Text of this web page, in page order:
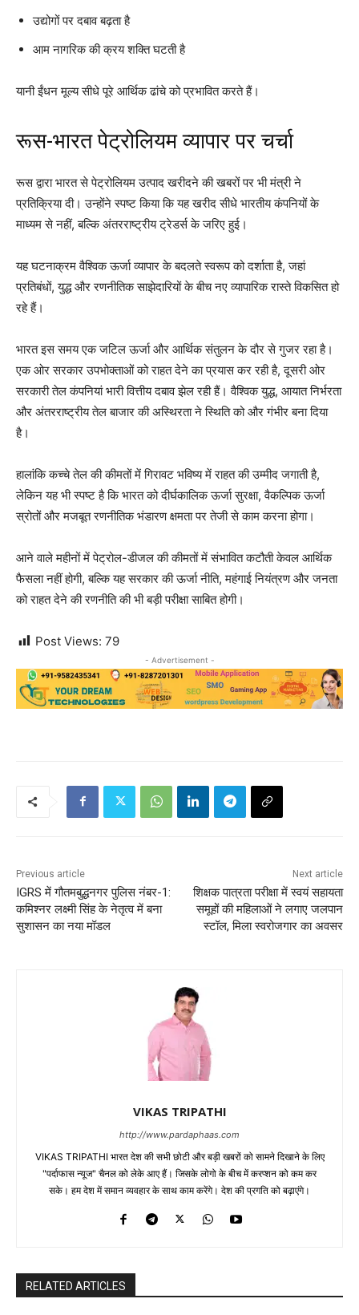
उद्योगों पर दबाव बढ़ता है
आम नागरिक की क्रय शक्ति घटती है
यानी ईंधन मूल्य सीधे पूरे आर्थिक ढांचे को प्रभावित करते हैं।
रूस-भारत पेट्रोलियम व्यापार पर चर्चा
रूस द्वारा भारत से पेट्रोलियम उत्पाद खरीदने की खबरों पर भी मंत्री ने
प्रतिक्रिया दी। उन्होंने स्पष्ट किया कि यह खरीद सीधे भारतीय कंपनियों के
माध्यम से नहीं, बल्कि अंतरराष्ट्रीय ट्रेडर्स के जरिए हुई।
यह घटनाक्रम वैश्विक ऊर्जा व्यापार के बदलते स्वरूप को दर्शाता है, जहां
प्रतिबंधों, युद्ध और रणनीतिक साझेदारियों के बीच नए व्यापारिक रास्ते विकसित हो
रहे हैं।
भारत इस समय एक जटिल ऊर्जा और आर्थिक संतुलन के दौर से गुजर रहा है।
एक ओर सरकार उपभोक्ताओं को राहत देने का प्रयास कर रही है, दूसरी ओर
सरकारी तेल कंपनियां भारी वित्तीय दबाव झेल रही हैं। वैश्विक युद्ध, आयात निर्भरता
और अंतरराष्ट्रीय तेल बाजार की अस्थिरता ने स्थिति को और गंभीर बना दिया
है।
हालांकि कच्चे तेल की कीमतों में गिरावट भविष्य में राहत की उम्मीद जगाती है,
लेकिन यह भी स्पष्ट है कि भारत को दीर्घकालिक ऊर्जा सुरक्षा, वैकल्पिक ऊर्जा
स्रोतों और मजबूत रणनीतिक भंडारण क्षमता पर तेजी से काम करना होगा।
आने वाले महीनों में पेट्रोल-डीजल की कीमतों में संभावित कटौती केवल आर्थिक
फैसला नहीं होगी, बल्कि यह सरकार की ऊर्जा नीति, महंगाई नियंत्रण और जनता
को राहत देने की रणनीति की भी बड़ी परीक्षा साबित होगी।
Post Views: 79
- Advertisement -
Previous article
IGRS में गौतमबुद्धनगर पुलिस नंबर-1:
कमिश्नर लक्ष्मी सिंह के नेतृत्व में बना
सुशासन का नया मॉडल
Next article
शिक्षक पात्रता परीक्षा में स्वयं सहायता
समूहों की महिलाओं ने लगाए जलपान
स्टॉल, मिला स्वरोजगार का अवसर
VIKAS TRIPATHI
http://www.pardaphaas.com
VIKAS TRIPATHI भारत देश की सभी छोटी और बड़ी खबरों को सामने दिखाने के लिए
"पर्दाफास न्यूज" चैनल को लेके आए हैं। जिसके लोगो के बीच में करप्शन को कम कर
सके। हम देश में समान व्यवहार के साथ काम करेंगे। देश की प्रगति को बढ़ाएंगे।
RELATED ARTICLES